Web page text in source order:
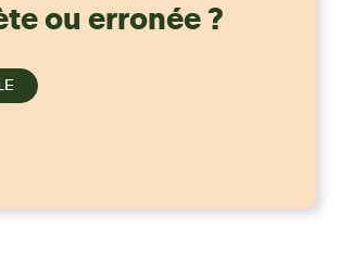
ou erronée ?